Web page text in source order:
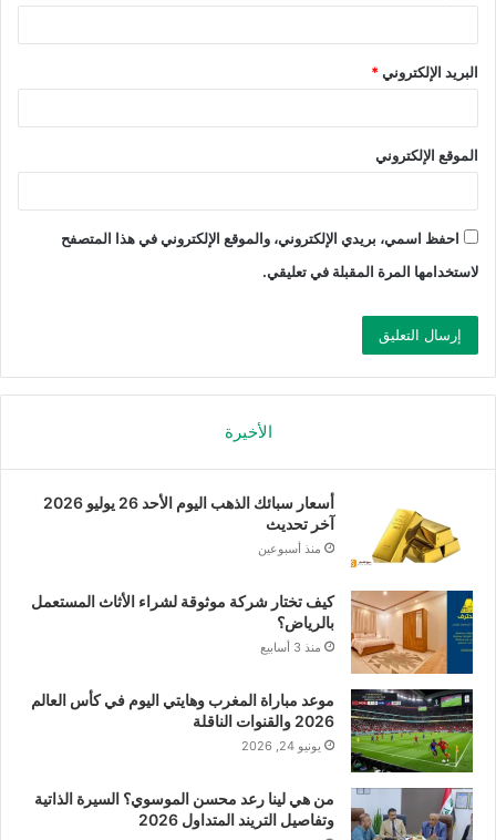
البريد الإلكتروني*
الموقع الإلكتروني
احفظ اسمي، بريدي الإلكتروني، والموقع الإلكتروني في هذا المتصفح
لاستخدامها المرة المقبلة في تعليقي.
الأخيرة
أسعار سبائك الذهب اليوم الأحد 26 يوليو 2026
آخر تحديث
منذ أسبوعين
كيف تختار شركة موثوقة لشراء الأثاث المستعمل
بالرياض؟
منذ 3 أسابيع
موعد مباراة المغرب وهايتي اليوم في كأس العالم
2026 والقنوات الناقلة
يونيو 24, 2026
من هي لينا رعد محسن الموسوي؟ السيرة الذاتية
وتفاصيل التريند المتداول 2026